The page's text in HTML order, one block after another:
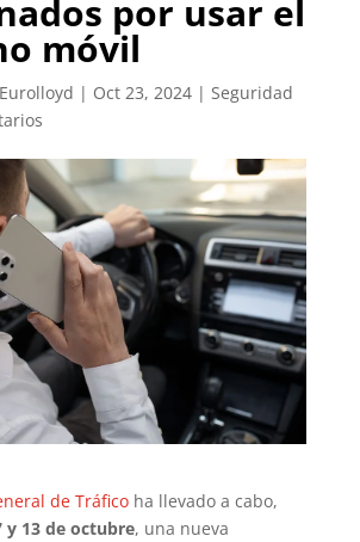
por usar el
móvil
| Oct 23, 2024| Seguridad
de Tráficoha llevado a cabo,
y 13 de octubre, una nueva